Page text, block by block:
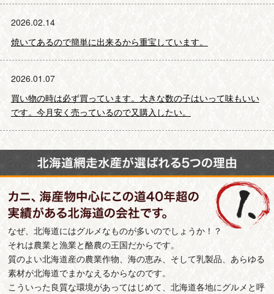
2026.02.14
焼いてあるので簡単に出来るから重宝しています。
2026.01.07
買い物の時は必ず買っています。大きな数の子はいって味もいい
です。今月安く売っているので又購入したい。
なぜ、北海道にはグルメなものが多いのでしょうか！？
それは農業と漁業と酪農の王国だからです。
質のよい北海道産の農業作物、海の恵み、そして乳製品、あらゆる
素材が北海道でまかなえるからなのです。
こういった良質な環境があってはじめて、北海道各地にグルメと呼